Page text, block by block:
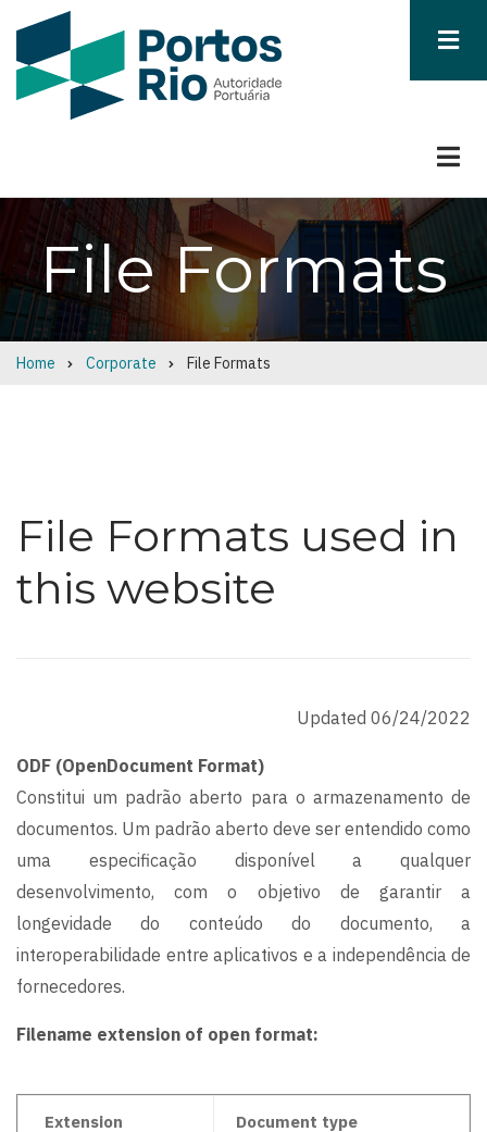
File Formats
Breadcrumb
Home Corporate File Formats
File Formats used in
this website
Updated 06/24/2022
ODF (OpenDocument Format)
Constitui um padrão aberto para o armazenamento de
documentos. Um padrão aberto deve ser entendido como
uma especificação disponível a qualquer
desenvolvimento, com o objetivo de garantir a
longevidade do conteúdo do documento, a
interoperabilidade entre aplicativos e a independência de
fornecedores.
Filename extension of open format:
Extension Document type